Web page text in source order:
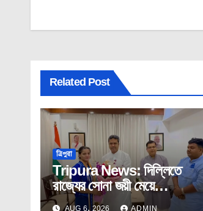
Related Post
ত্রিপুরা
Tripura News: দিল্লিতে
রাজ্যের সোনা জয়ী মেয়ে
অস্মিতাকে সংবর্ধনা মুখ্যমন্ত্রীর।
AUG 6, 2026 ADMIN